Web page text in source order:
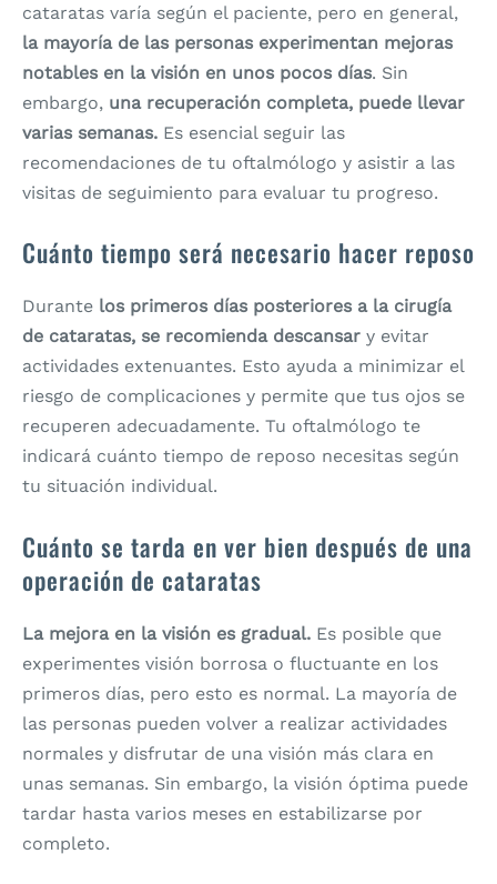
cataratas varía según el paciente, pero en general,
la mayoría de las personas experimentan mejoras
notables en la visión en unos pocos días. Sin
embargo, una recuperación completa, puede llevar
varias semanas. Es esencial seguir las
recomendaciones de tu oftalmólogo y asistir a las
visitas de seguimiento para evaluar tu progreso.
Cuánto tiempo será necesario hacer reposo
Durante los primeros días posteriores a la cirugía
de cataratas, se recomienda descansar y evitar
actividades extenuantes. Esto ayuda a minimizar el
riesgo de complicaciones y permite que tus ojos se
recuperen adecuadamente. Tu oftalmólogo te
indicará cuánto tiempo de reposo necesitas según
tu situación individual.
Cuánto se tarda en ver bien después de una
operación de cataratas
La mejora en la visión es gradual. Es posible que
experimentes visión borrosa o fluctuante en los
primeros días, pero esto es normal. La mayoría de
las personas pueden volver a realizar actividades
normales y disfrutar de una visión más clara en
unas semanas. Sin embargo, la visión óptima puede
tardar hasta varios meses en estabilizarse por
completo.